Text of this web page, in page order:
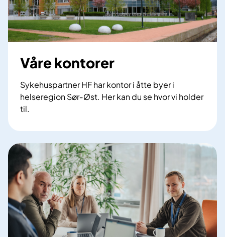
Våre kontorer
Sykehuspartner HF har kontor i åtte byer i
helseregion Sør‑Øst. Her kan du se hvor vi holder
til.